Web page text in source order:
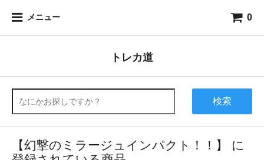
メニュー 0
トレカ道
検索
【幻撃のミラージュインパクト！！】 に